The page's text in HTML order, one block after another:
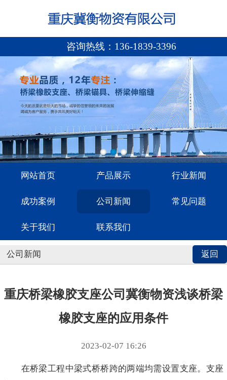
咨询热线： 136-1839-3396
网站首页 产品展示 行业新闻
成功案例 公司新闻 常见问题
关于我们 联系我们
返回
公司新闻
重庆桥梁橡胶支座公司冀衡物资浅谈桥梁
橡胶支座的应用条件
2023-02-07 16:26
在桥梁工程中梁式桥桥跨的两端均需设置支座。支座